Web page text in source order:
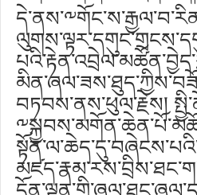
བཏབས་ནས་ཕུལ་རྗེས།